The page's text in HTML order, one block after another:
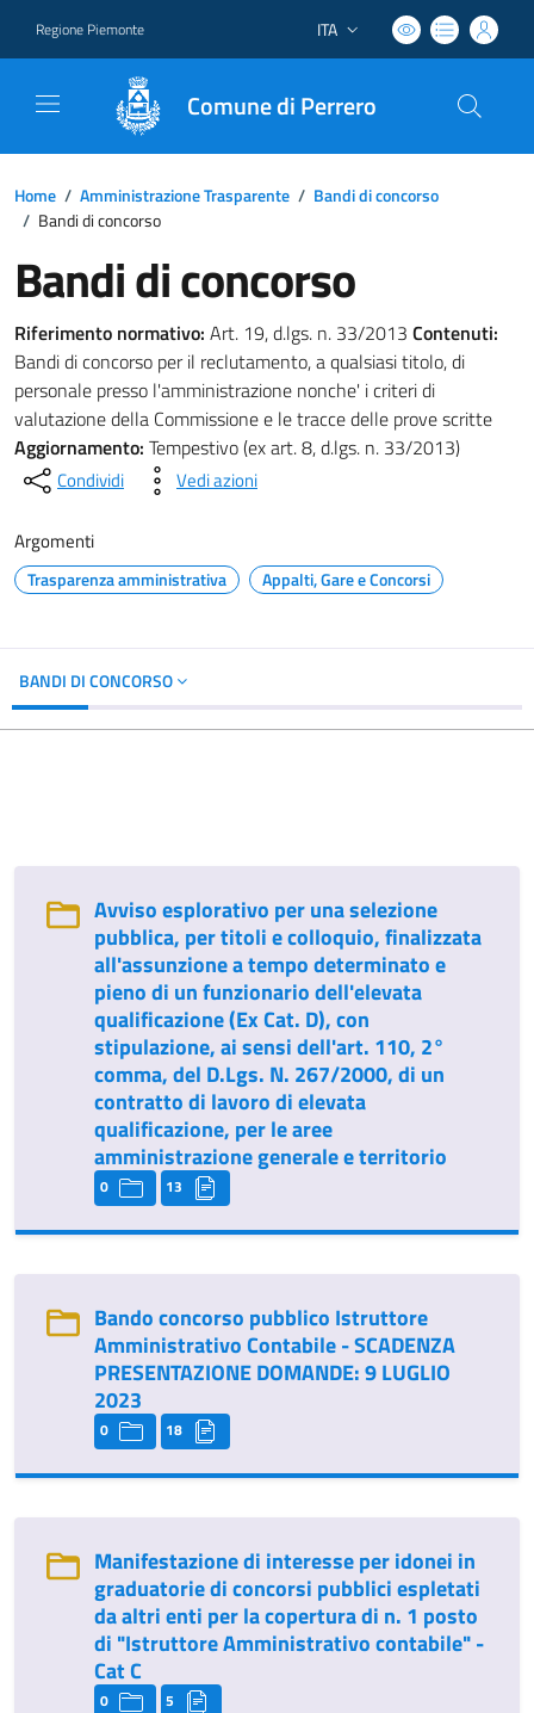
Regione Piemonte Lingua attiva:
ITA
Comune di Perrero
Home / Amministrazione Trasparente / Bandi di concorso
/ Bandi di concorso
Bandi di concorso
Riferimento normativo: Art. 19, d.lgs. n. 33/2013 Contenuti:
Bandi di concorso per il reclutamento, a qualsiasi titolo, di
personale presso l'amministrazione nonche' i criteri di
valutazione della Commissione e le tracce delle prove scritte
Aggiornamento: Tempestivo (ex art. 8, d.lgs. n. 33/2013)
Condividi Vedi azioni
Argomenti
Trasparenza amministrativa Appalti, Gare e Concorsi
BANDI DI CONCORSO
Avviso esplorativo per una selezione
pubblica, per titoli e colloquio, finalizzata
all'assunzione a tempo determinato e
pieno di un funzionario dell'elevata
qualificazione (Ex Cat. D), con
stipulazione, ai sensi dell'art. 110, 2°
comma, del D.Lgs. N. 267/2000, di un
contratto di lavoro di elevata
qualificazione, per le aree
amministrazione generale e territorio
0 13
Bando concorso pubblico Istruttore
Amministrativo Contabile - SCADENZA
PRESENTAZIONE DOMANDE: 9 LUGLIO
2023
0 18
Manifestazione di interesse per idonei in
graduatorie di concorsi pubblici espletati
da altri enti per la copertura di n. 1 posto
di "Istruttore Amministrativo contabile" -
Cat C
0 5